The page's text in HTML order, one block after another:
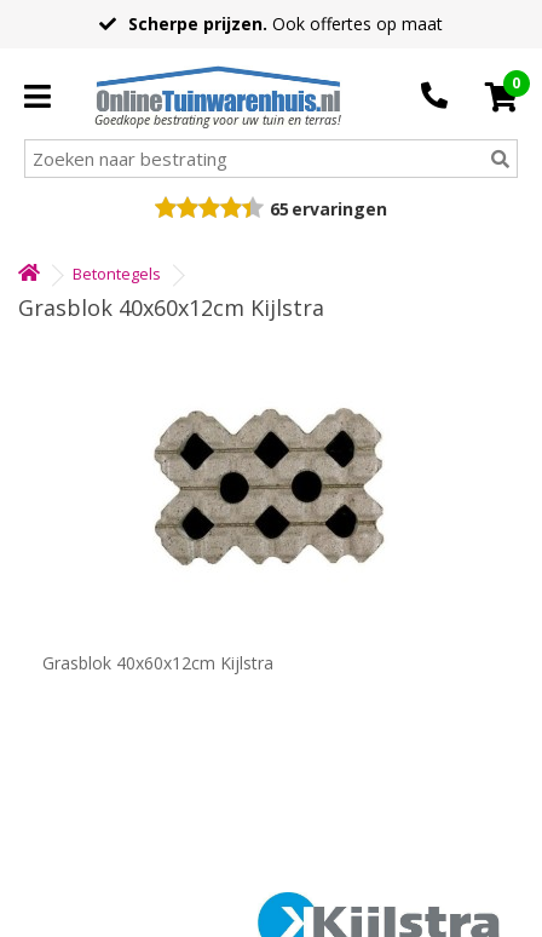
Scherpe prijzen. Ook offertes op maat
Goedkope bestrating voor uw tuin en terras!
0
65 ervaringen
Betontegels
Grasblok 40x60x12cm Kijlstra
Grasblok 40x60x12cm Kijlstra